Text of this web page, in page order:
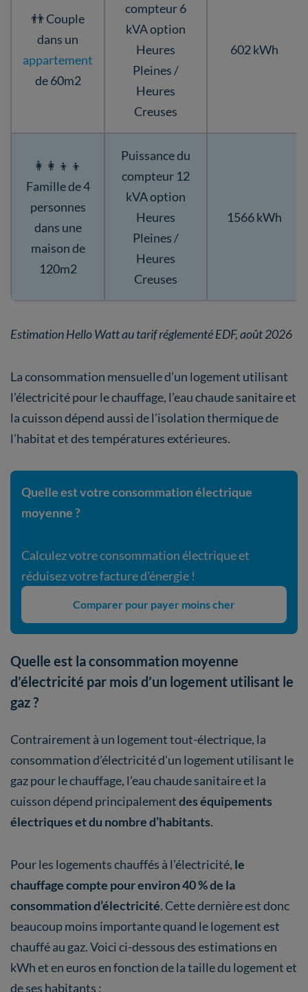
👬 Couple
dans un
appartement
de 60m2
compteur 6
kVA option
Heures
Pleines /
Heures
Creuses
602 kWh
👩‍👩‍👦‍👦
Famille de 4
personnes
dans une
maison de
120m2
Puissance du
compteur 12
kVA option
Heures
Pleines /
Heures
Creuses
1566 kWh
Estimation Hello Watt au tarif réglementé EDF, août 2026
La consommation mensuelle d’un logement utilisant
l’électricité pour le chauffage, l’eau chaude sanitaire et
la cuisson dépend aussi de l’isolation thermique de
l’habitat et des températures extérieures.
Quelle est votre consommation électrique
moyenne ?
Calculez votre consommation électrique et
réduisez votre facture d'énergie !
Comparer pour payer moins cher
Quelle est la consommation moyenne
d’électricité par mois d’un logement utilisant le
gaz ?
Contrairement à un logement tout-électrique, la
consommation d’électricité d’un logement utilisant le
gaz pour le chauffage, l’eau chaude sanitaire et la
cuisson dépend principalementdes équipements
électriques et du nombre d’habitants.
Pour les logements chauffés à l’électricité, le
chauffage compte pour environ 40 % de la
consommation d’électricité. Cette dernière est donc
beaucoup moins importante quand le logement est
chauffé au gaz. Voici ci-dessous des estimations en
kWh et en euros en fonction de la taille du logement et
de ses habitants :